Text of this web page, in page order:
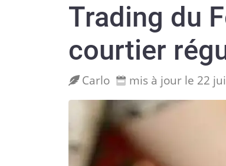
Trading du
courtier
Carlo mis à jour le 22